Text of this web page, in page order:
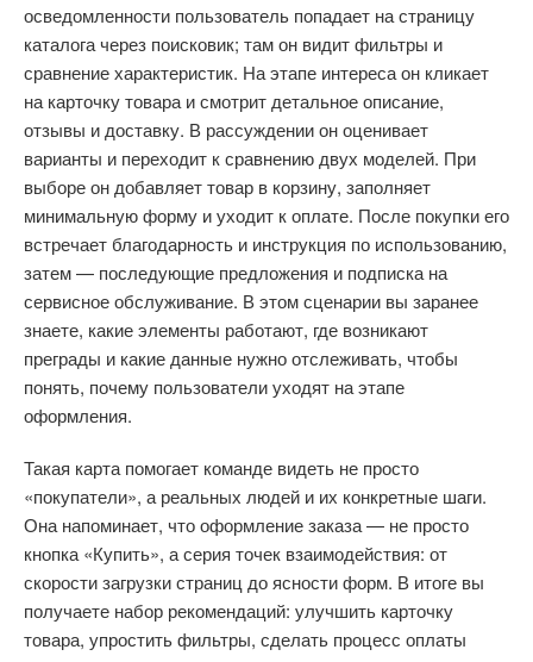
осведомленности пользователь попадает на страницу
каталога через поисковик; там он видит фильтры и
сравнение характеристик. На этапе интереса он кликает
на карточку товара и смотрит детальное описание,
отзывы и доставку. В рассуждении он оценивает
варианты и переходит к сравнению двух моделей. При
выборе он добавляет товар в корзину, заполняет
минимальную форму и уходит к оплате. После покупки его
встречает благодарность и инструкция по использованию,
затем — последующие предложения и подписка на
сервисное обслуживание. В этом сценарии вы заранее
знаете, какие элементы работают, где возникают
преграды и какие данные нужно отслеживать, чтобы
понять, почему пользователи уходят на этапе
оформления.
Такая карта помогает команде видеть не просто
«покупатели», а реальных людей и их конкретные шаги.
Она напоминает, что оформление заказа — не просто
кнопка «Купить», а серия точек взаимодействия: от
скорости загрузки страниц до ясности форм. В итоге вы
получаете набор рекомендаций: улучшить карточку
товара, упростить фильтры, сделать процесс оплаты